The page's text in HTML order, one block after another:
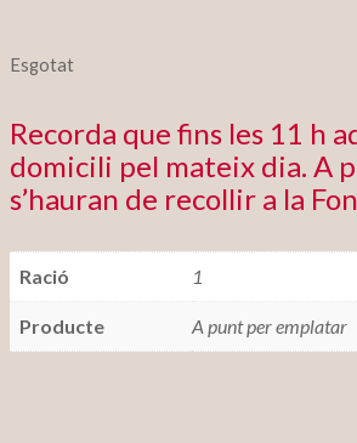
Esgotat
Recorda que fins les 11 h
domicili pel mateix dia. A
s’hauran de recollir a la
Ració 1
Producte A punt per emplatar